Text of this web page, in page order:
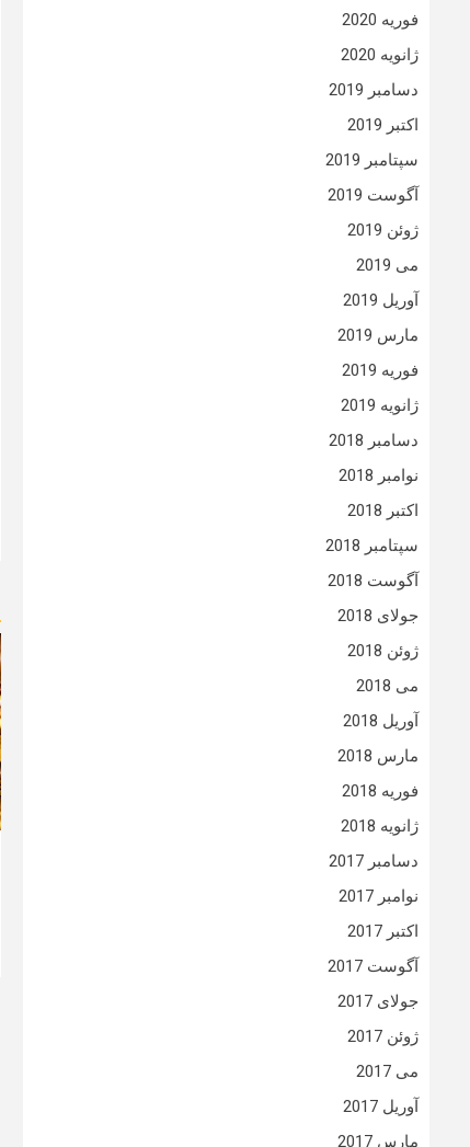
فوریه 2020
ژانویه 2020
دسامبر 2019
اکتبر 2019
سپتامبر 2019
آگوست 2019
ژوئن 2019
می 2019
آوریل 2019
مارس 2019
فوریه 2019
ژانویه 2019
دسامبر 2018
نوامبر 2018
اکتبر 2018
سپتامبر 2018
آگوست 2018
جولای 2018
ژوئن 2018
می 2018
آوریل 2018
مارس 2018
فوریه 2018
ژانویه 2018
دسامبر 2017
نوامبر 2017
اکتبر 2017
آگوست 2017
جولای 2017
ژوئن 2017
می 2017
آوریل 2017
مارس 2017